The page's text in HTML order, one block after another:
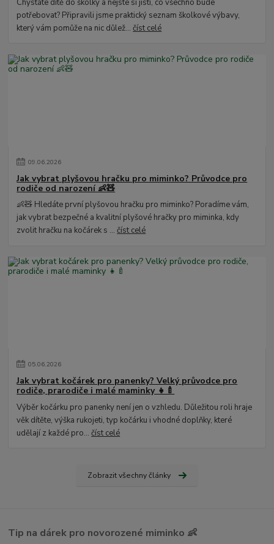
Chystáte dítě do školky a nejste si jistí, co všechno bude
potřebovat? Připravili jsme praktický seznam školkové výbavy,
který vám pomůže na nic důlež...číst celé
09.06.2026
Jak vybrat plyšovou hračku pro miminko? Průvodce pro
rodiče od narození 👶🧸
👶🧸 Hledáte první plyšovou hračku pro miminko? Poradíme vám,
jak vybrat bezpečné a kvalitní plyšové hračky pro miminka, kdy
zvolit hračku na kočárek s ...číst celé
05.06.2026
Jak vybrat kočárek pro panenky? Velký průvodce pro
rodiče, prarodiče i malé maminky 👧🍼
Výběr kočárku pro panenky není jen o vzhledu. Důležitou roli hraje
věk dítěte, výška rukojeti, typ kočárku i vhodné doplňky, které
udělají z každé pro...číst celé
Zobrazit všechny články
Tip na dárek pro novorozené miminko 👶